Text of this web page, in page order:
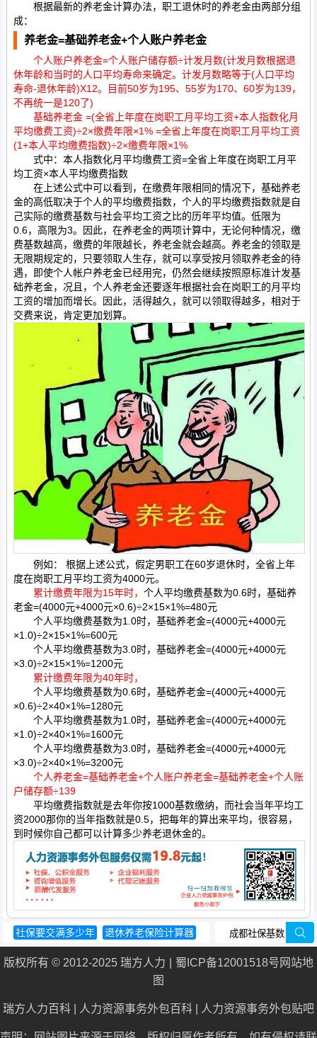
根据最新的养老金计算办法，职工退休时的养老金由两部分组
成：
养老金=基础养老金+个人账户养老金
个人账户养老金=个人账户储存额÷计发月数(计发月数根据退
休年龄和当时的人口平均寿命来确定。计发月数略等于(人口平均
寿命-退休年龄)X12。目前50岁为195、55岁为170、60岁为139，
不再统一是120了)
基础养老金 =(全省上年度在岗职工月平均工资+本人指数化月
平均缴费工资)÷2×缴费年限×1% =全省上年度在岗职工月平均工资
(1+本人平均缴费指数)÷2×缴费年限×1%
式中：本人指数化月平均缴费工资=全省上年度在岗职工月平
均工资×本人平均缴费指数
在上述公式中可以看到，在缴费年限相同的情况下，基础养老
金的高低取决于个人的平均缴费指数，个人的平均缴费指数就是自
己实际的缴费基数与社会平均工资之比的历年平均值。低限为
0.6，高限为3。因此，在养老金的两项计算中，无论何种情况，缴
费基数越高，缴费的年限越长，养老金就会越高。养老金的领取是
无限期规定的，只要领取人生存，就可以享受按月领取养老金的待
遇，即使个人帐户养老金已经用完，仍然会继续按照原标准计发基
础养老金，况且，个人养老金还要逐年根据社会在岗职工的月平均
工资的增加而增长。因此，活得越久，就可以领取得越多，相对于
交费来说，肯定更加划算。
例如： 根据上述公式，假定男职工在60岁退休时，全省上年
度在岗职工月平均工资为4000元。
累计缴费年限为15年时， 个人平均缴费基数为0.6时，基础养
老金=(4000元+4000元×0.6)÷2×15×1%=480元
个人平均缴费基数为1.0时，基础养老金=(4000元+4000元
×1.0)÷2×15×1%=600元
个人平均缴费基数为3.0时，基础养老金=(4000元+4000元
×3.0)÷2×15×1%=1200元
累计缴费年限为40年时，
个人平均缴费基数为0.6时，基础养老金=(4000元+4000元
×0.6)÷2×40×1%=1280元
个人平均缴费基数为1.0时，基础养老金=(4000元+4000元
×1.0)÷2×40×1%=1600元
个人平均缴费基数为3.0时，基础养老金=(4000元+4000元
×3.0)÷2×40×1%=3200元
个人养老金=基础养老金+个人账户养老金=基础养老金+个人账
户储存额÷139
平均缴费指数就是去年你按1000基数缴纳，而社会当年平均工
资2000那你的当年指数就是0.5，把每年的算出来平均，很容易，
到时候你自己都可以计算多少养老退休金的。
社保要交满多少年
退休养老保险计算器
版权所有 © 2012-2025 瑞方人力 蜀ICP备12001518号 网站地
图
瑞方人力百科 人力资源事务外包百科 人力资源事务外包贴吧